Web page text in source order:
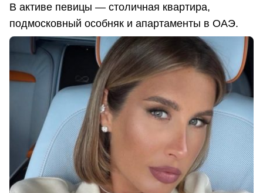
В активе певицы — столичная квартира,
подмосковный особняк и апартаменты в ОАЭ.